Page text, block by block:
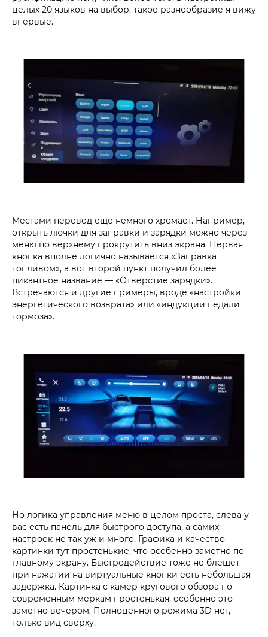
целых 20 языков на выбор, такое разнообразие я вижу
впервые.
Местами перевод еще немного хромает. Например,
открыть лючки для заправки и зарядки можно через
меню по верхнему прокрутить вниз экрана. Первая
кнопка вполне логично называется «Заправка
топливом», а вот второй пункт получил более
пикантное название — «Отверстие зарядки».
Встречаются и другие примеры, вроде «настройки
энергетического возврата» или «индукции педали
тормоза».
Но логика управления меню в целом проста, слева у
вас есть панель для быстрого доступа, а самих
настроек не так уж и много. Графика и качество
картинки тут простенькие, что особенно заметно по
главному экрану. Быстродействие тоже не блещет —
при нажатии на виртуальные кнопки есть небольшая
задержка. Картинка с камер кругового обзора по
современным меркам простенькая, особенно это
заметно вечером. Полноценного режима 3D нет,
только вид сверху.